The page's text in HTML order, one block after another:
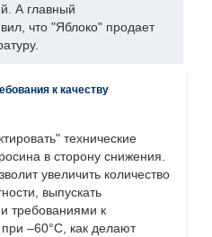
А главный
что "Яблоко" продает
к качеству
технические
в сторону снижения.
увеличить количество
выпускать
требованиями к
–60°C, как делают